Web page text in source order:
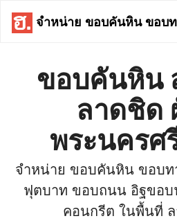
จำหน่าย ขอบคันหิน ขอบท
ขอบคันหิน
ลาดชิด
พระนครศ
จำหน่าย ขอบคันหิน ขอบท
ฟุตบาท ขอบถนน อิฐขอ
คอนกรีต ในพื้นที่